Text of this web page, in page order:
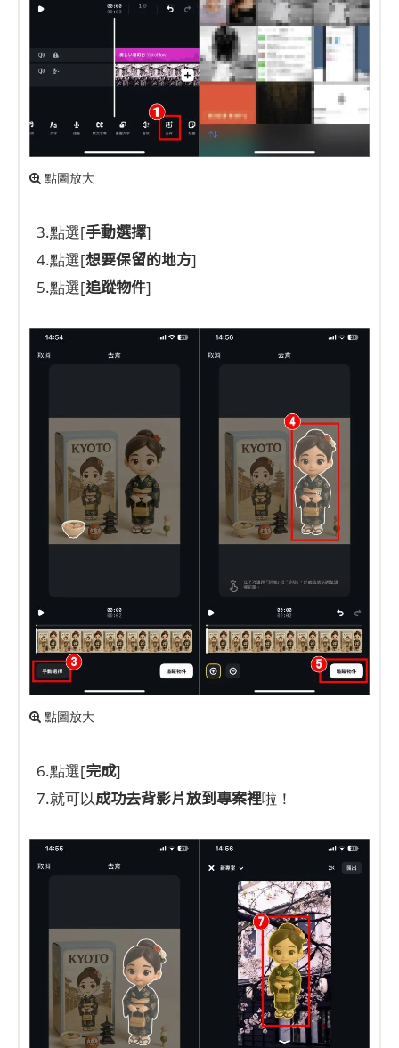
點圖放大
3.點選[手動選擇]
4.點選[想要保留的地方]
5.點選[追蹤物件]
點圖放大
6.點選[完成]
7.就可以成功去背影片放到專案裡啦！